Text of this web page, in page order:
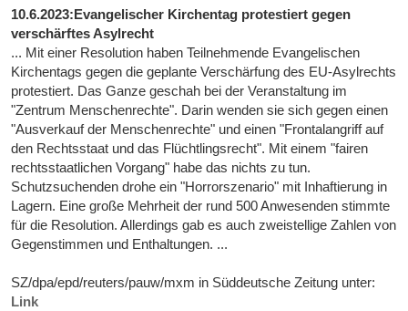
10.6.2023:Evangelischer Kirchentag protestiert gegen
verschärftes Asylrecht
... Mit einer Resolution haben Teilnehmende Evangelischen
Kirchentags gegen die geplante Verschärfung des EU-Asylrechts
protestiert. Das Ganze geschah bei der Veranstaltung im
"Zentrum Menschenrechte". Darin wenden sie sich gegen einen
"Ausverkauf der Menschenrechte" und einen "Frontalangriff auf
den Rechtsstaat und das Flüchtlingsrecht". Mit einem "fairen
rechtsstaatlichen Vorgang" habe das nichts zu tun.
Schutzsuchenden drohe ein "Horrorszenario" mit Inhaftierung in
Lagern. Eine große Mehrheit der rund 500 Anwesenden stimmte
für die Resolution. Allerdings gab es auch zweistellige Zahlen von
Gegenstimmen und Enthaltungen. ...
SZ/dpa/epd/reuters/pauw/mxm in Süddeutsche Zeitung unter:
Link